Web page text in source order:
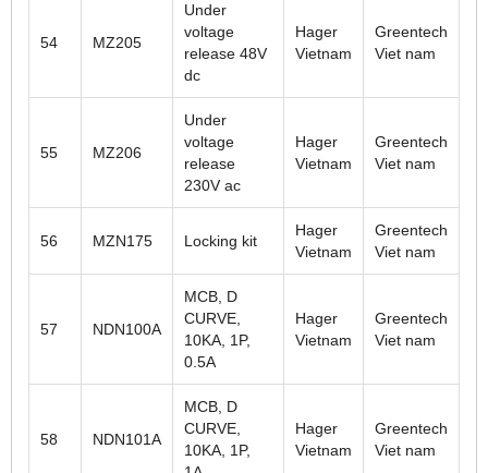
54 MZ205
Under
voltage
release 48V
dc
Hager
Vietnam
Greentech
Viet nam
55 MZ206
Under
voltage
release
230V ac
Hager
Vietnam
Greentech
Viet nam
56 MZN175 Locking kit
Hager
Vietnam
Greentech
Viet nam
57 NDN100A
MCB, D
CURVE,
10KA, 1P,
0.5A
Hager
Vietnam
Greentech
Viet nam
58 NDN101A
MCB, D
CURVE,
10KA, 1P,
Hager
Vietnam
Greentech
Viet nam